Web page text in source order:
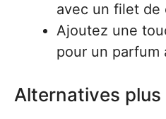
avec un filet de
Ajoutez une
pour un parfum
Alternatives plus